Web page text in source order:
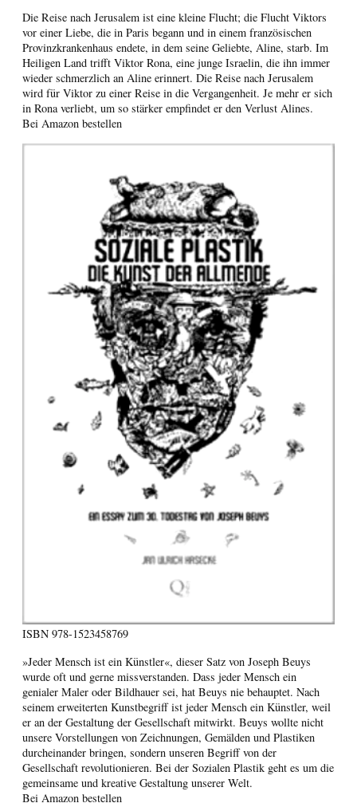
Die Reise nach Jerusalem ist eine kleine Flucht; die Flucht Viktors
vor einer Liebe, die in Paris begann und in einem französischen
Provinzkrankenhaus endete, in dem seine Geliebte, Aline, starb. Im
Heiligen Land trifft Viktor Rona, eine junge Israelin, die ihn immer
wieder schmerzlich an Aline erinnert. Die Reise nach Jerusalem
wird für Viktor zu einer Reise in die Vergangenheit. Je mehr er sich
in Rona verliebt, um so stärker empfindet er den Verlust Alines.
Bei Amazon bestellen
ISBN 978-1523458769
»Jeder Mensch ist ein Künstler«, dieser Satz von Joseph Beuys
wurde oft und gerne missverstanden. Dass jeder Mensch ein
genialer Maler oder Bildhauer sei, hat Beuys nie behauptet. Nach
seinem erweiterten Kunstbegriff ist jeder Mensch ein Künstler, weil
er an der Gestaltung der Gesellschaft mitwirkt. Beuys wollte nicht
unsere Vorstellungen von Zeichnungen, Gemälden und Plastiken
durcheinander bringen, sondern unseren Begriff von der
Gesellschaft revolutionieren. Bei der Sozialen Plastik geht es um die
gemeinsame und kreative Gestaltung unserer Welt.
Bei Amazon bestellen